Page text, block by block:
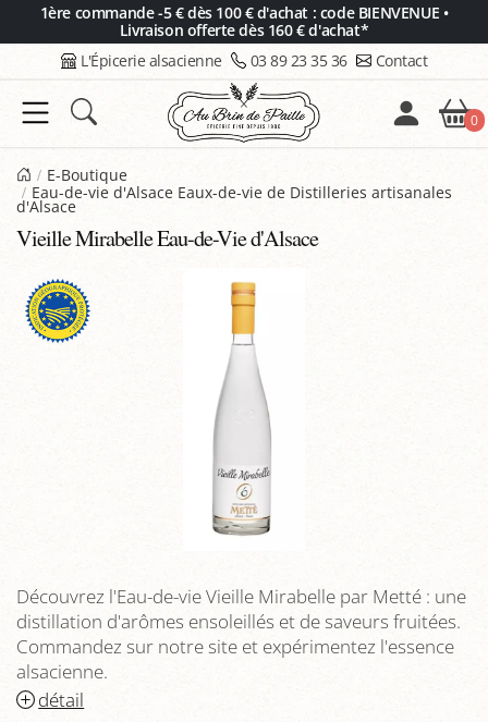
1ère commande -5 € dès 100 € d'achat : code BIENVENUE •
Livraison offerte dès 160 € d'achat*
L'Épicerie alsacienne 03 89 23 35 36 Contact
0
E-Boutique
Eau-de-vie d'Alsace Eaux-de-vie de Distilleries artisanales
d'Alsace
Vieille Mirabelle Eau-de-Vie d'Alsace
Découvrez l'Eau-de-vie Vieille Mirabelle par Metté : une
distillation d'arômes ensoleillés et de saveurs fruitées.
Commandez sur notre site et expérimentez l'essence
alsacienne.
détail
Panneau de gestion des cookies